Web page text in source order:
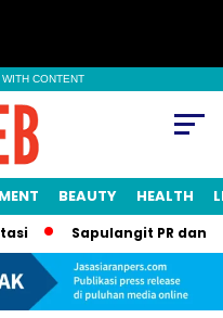
CONTENT
BEAUTY HEALTH
Sapulangit PR dan